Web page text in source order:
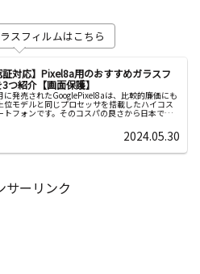
スフィルムはこちら
証対応】Pixel8a用のおすすめガラスフ
つ紹介【画面保護】
発売されたGooglePixel8aは、比較的廉価にも
位モデルと同じプロセッサを搭載したハイコス
トフォンです。そのコスパの良さから日本でも
2024.05.30
サーリンク